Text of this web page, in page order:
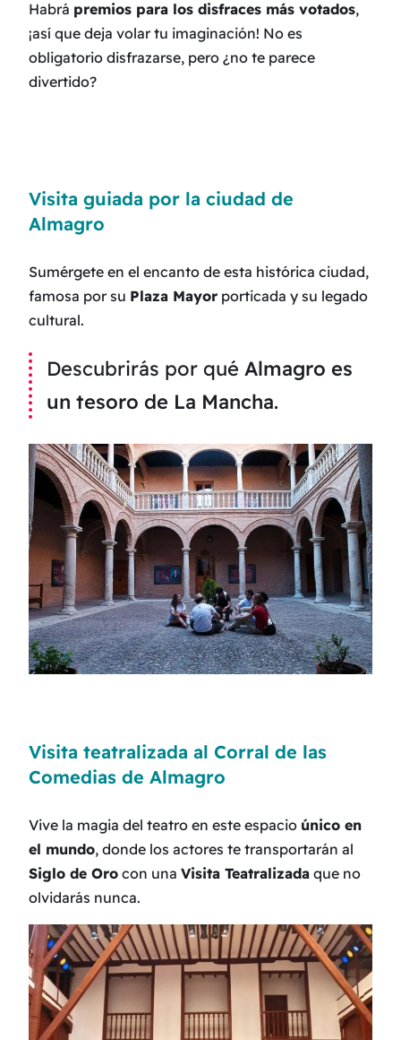
Habrá premios para los disfraces más votados,
¡así que deja volar tu imaginación! No es
obligatorio disfrazarse, pero ¿no te parece
divertido?
Visita guiada por la ciudad de
Almagro
Sumérgete en el encanto de esta histórica ciudad,
famosa por su Plaza Mayor porticada y su legado
cultural.
Descubrirás por qué Almagro es
un tesoro de La Mancha.
Visita teatralizada al Corral de las
Comedias de Almagro
Vive la magia del teatro en este espacio único en
el mundo, donde los actores te transportarán al
Siglo de Oro con una Visita Teatralizada que no
olvidarás nunca.